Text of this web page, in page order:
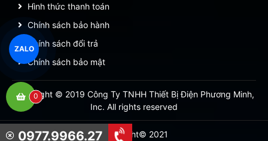
Hình thức thanh toán
Chính sách bảo hành
Chính sách đổi trả
Chính sách bảo mật
Copyright © 2019 Công Ty TNHH Thiết Bị Điện Phương Minh,
Inc. All rights reserved
Copyright© 2021
0977.9966.27
0
ZALO